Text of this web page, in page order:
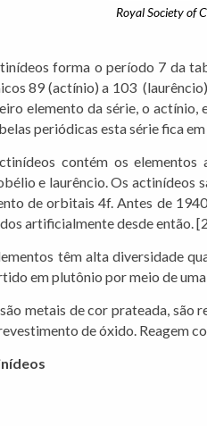
Royal Society of
forma o período 7 da
89 (actínio) a 103
elemento da série, o actínio,
periódicas esta série fica
contém os
e laurêncio. Os actinídeos
de orbitais 4f. Antes de
artificialmente desde então.
têm alta diversidade
em plutônio por meio de
metais de cor prateada, são
de óxido. Reagem